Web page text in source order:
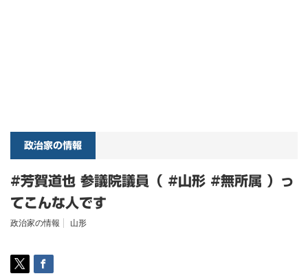
政治家の情報
#芳賀道也 参議院議員（ #山形 #無所属 ）っ
てこんな人です
政治家の情報 山形